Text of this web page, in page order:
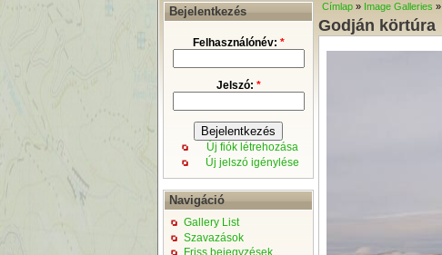
Bejelentkezés
Felhasználónév: *
Jelszó: *
Új fiók létrehozása
Új jelszó igénylése
Navigáció
Gallery List
Szavazások
Friss bejegyzések
Címlap » Image Galleries »
Godján körtúra